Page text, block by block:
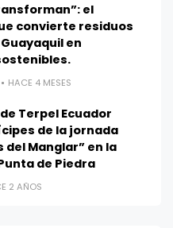
el
convierte residuos
en
HACE 4 MESES
Terpel Ecuador
de la jornada
del Manglar” en la
de Piedra
2 AÑOS